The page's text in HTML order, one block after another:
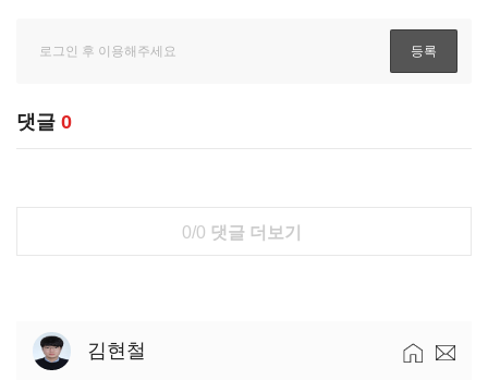
댓글 0
0/0 댓글 더보기
김현철